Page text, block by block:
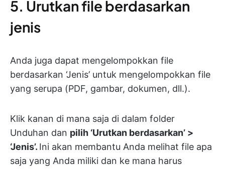
5. Urutkan file berdasarkan
jenis
Anda juga dapat mengelompokkan file
berdasarkan ‘Jenis’ untuk mengelompokkan file
yang serupa (PDF, gambar, dokumen, dll.).
Klik kanan di mana saja di dalam folder
Unduhan dan pilih ‘Urutkan berdasarkan’ >
‘Jenis’. Ini akan membantu Anda melihat file apa
saja yang Anda miliki dan ke mana harus